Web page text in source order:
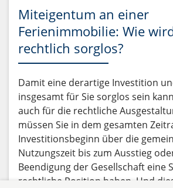
Miteigentum an einer
Ferienimmobilie: Wie
rechtlich sorglos?
Damit eine derartige Investition
insgesamt für Sie sorglos sein
auch für die rechtliche
müssen Sie in dem gesamten
Investitionsbeginn über die
Nutzungszeit bis zum Ausstieg
Beendigung der Gesellschaft eine
rechtliche Position haben. Und